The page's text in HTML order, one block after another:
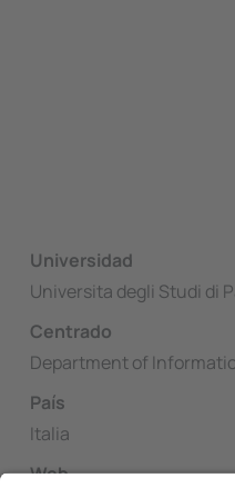
Universidad
Universita degli Studi di
Centrado
Department of
País
Italia
Web